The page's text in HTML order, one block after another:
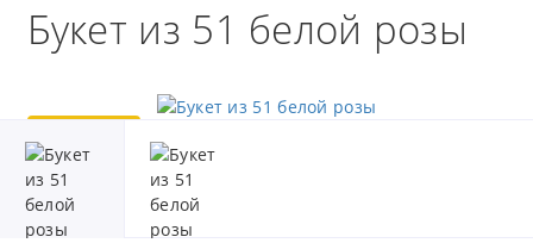
Букет из 51 белой розы
Хит